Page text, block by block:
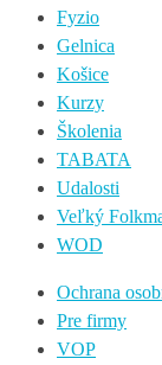
Fyzio
Gelnica
Košice
Kurzy
Školenia
TABATA
Udalosti
Veľký
WOD
Ochrana
Pre firmy
VOP